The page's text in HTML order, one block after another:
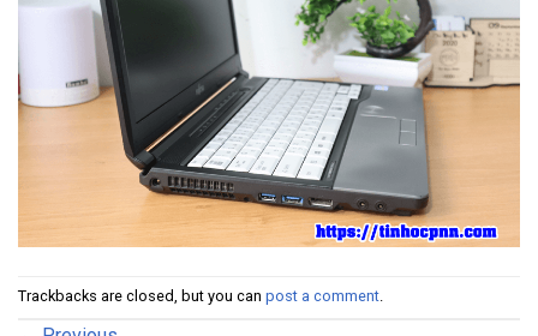
Trackbacks are closed, but you can post a comment.